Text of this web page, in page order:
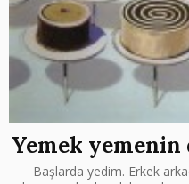
Yemek yemenin
Başlarda yedim. Erkek